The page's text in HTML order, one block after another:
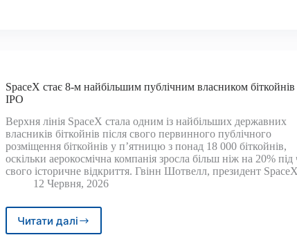
SpaceX стає 8-м найбільшим публічним власником біткойнів
IPO
Верхня лінія SpaceX стала одним із найбільших державних
власників біткойнів після свого первинного публічного
розміщення біткойнів у п’ятницю з понад 18 000 біткойнів,
оскільки аерокосмічна компанія зросла більш ніж на 20% під
свого історичне відкриття. Гвінн Шотвелл, президент
12 Червня, 2026
Читати далі
SpaceX